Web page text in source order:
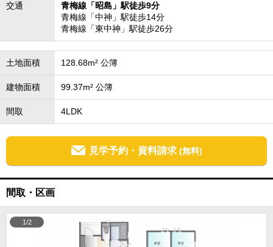
交通
青梅線「昭島」駅徒歩9分
青梅線「中神」駅徒歩14分
青梅線「東中神」駅徒歩26分
土地面積 128.68m² 公簿
建物面積 99.37m² 公簿
間取 4LDK
見学予約・資料請求 (無料)
間取・区画
1/2